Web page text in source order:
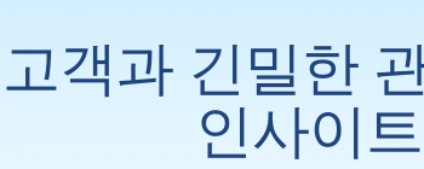
고객과 긴밀한
인사이